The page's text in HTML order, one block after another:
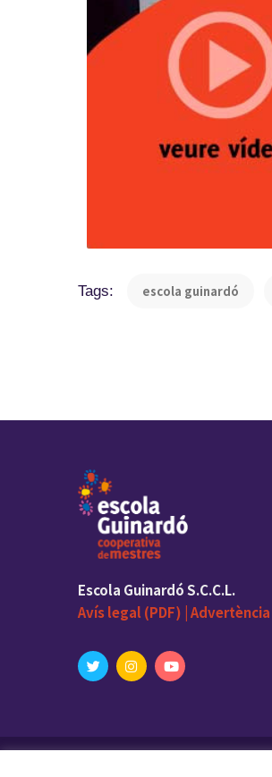
Tags: escola guinardó
Escola Guinardó S.C.C.L.
Avís legal (PDF) | Advertència